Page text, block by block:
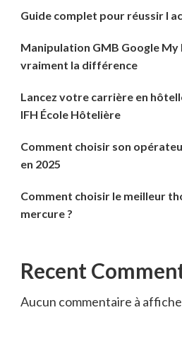
Guide complet pour réussir l
Manipulation GMB Google My
vraiment la différence
Lancez votre carrière en
IFH École Hôtelière
Comment choisir son
en 2025
Comment choisir le meilleur
mercure ?
Recent
Aucun commentaire à